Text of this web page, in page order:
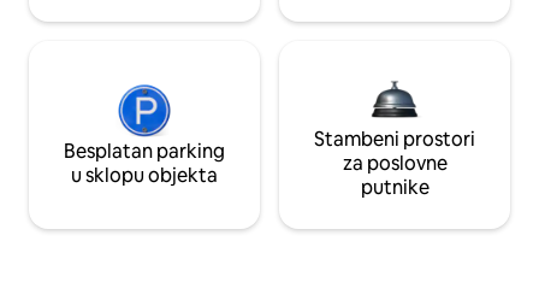
Besplatan parking
u sklopu objekta
Stambeni prostori
za poslovne
putnike